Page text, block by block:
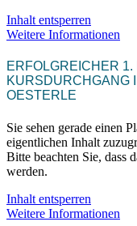
Inhalt entsperren
Weitere Informationen
ERFOLGREICHER
KURSDURCHGANG
OESTERLE
Sie sehen gerade einen
eigentlichen Inhalt
Bitte beachten Sie, dass
werden.
Inhalt entsperren
Weitere Informationen